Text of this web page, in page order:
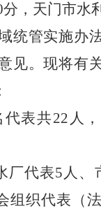
，天门市水
统管实施办
见。现将有
代表共22人
厂代表5人、
组织代表（